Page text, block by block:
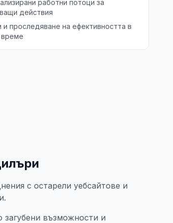
работни потоци за
действия
и проследяване на ефективността в
с остарели уебсайтове и
възможности и